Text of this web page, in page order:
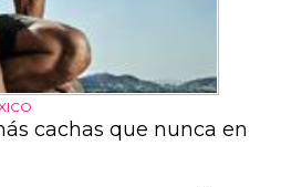
cachas que nunca en